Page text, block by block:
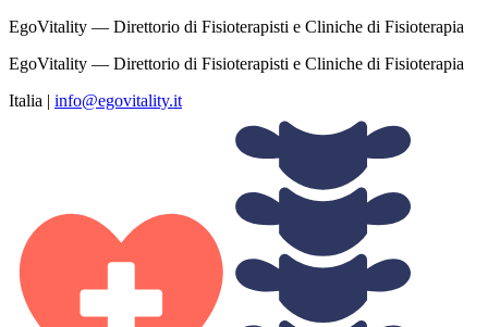
EgoVitality — Direttorio di Fisioterapisti e Cliniche di Fisioterapia
EgoVitality — Direttorio di Fisioterapisti e Cliniche di Fisioterapia
Italia | info@egovitality.it